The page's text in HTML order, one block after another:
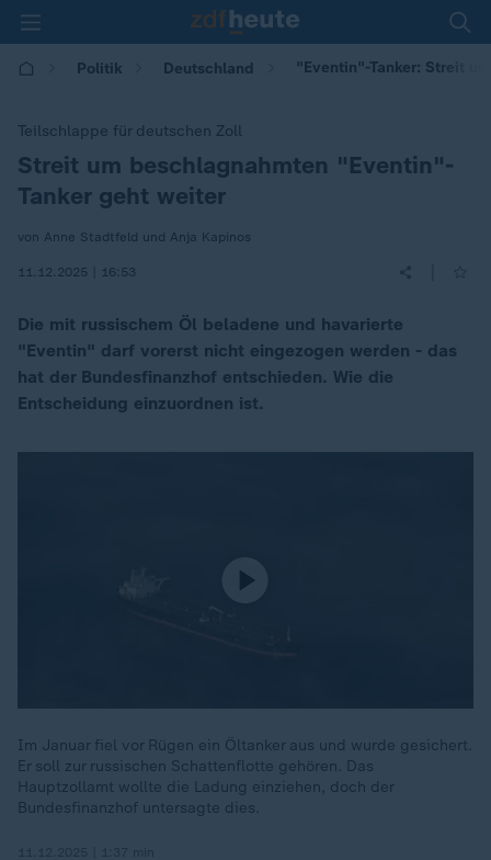
Politik Deutschland "Eventin"-Tanker: Streit
Teilschlappe für deutschen Zoll
:
Streit um beschlagnahmten "Eventin"-
Tanker geht weiter
von Anne Stadtfeld und Anja Kapinos
11.12.2025 | 16:53
Die mit russischem Öl beladene und havarierte
"Eventin" darf vorerst nicht eingezogen werden - das
hat der Bundesfinanzhof entschieden. Wie die
Entscheidung einzuordnen ist.
Im Januar fiel vor Rügen ein Öltanker aus und wurde gesichert.
Er soll zur russischen Schattenflotte gehören. Das
Hauptzollamt wollte die Ladung einziehen, doch der
Bundesfinanzhof untersagte dies.